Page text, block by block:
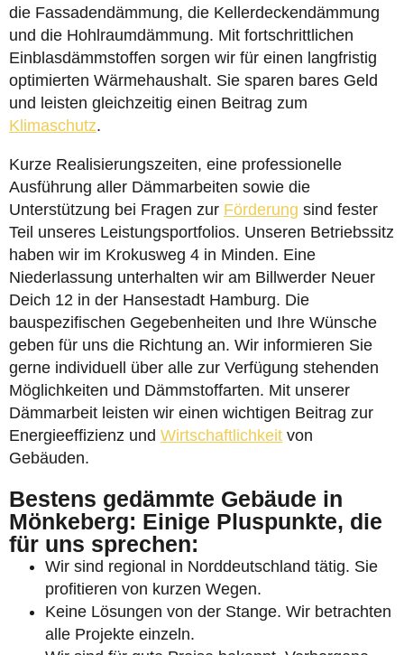
die Fassadendämmung, die Kellerdeckendämmung
und die Hohlraumdämmung. Mit fortschrittlichen
Einblasdämmstoffen sorgen wir für einen langfristig
optimierten Wärmehaushalt. Sie sparen bares Geld
und leisten gleichzeitig einen Beitrag zum
Klimaschutz.
Kurze Realisierungszeiten, eine professionelle
Ausführung aller Dämmarbeiten sowie die
Unterstützung bei Fragen zur Förderung sind fester
Teil unseres Leistungsportfolios. Unseren Betriebssitz
haben wir im Krokusweg 4 in Minden. Eine
Niederlassung unterhalten wir am Billwerder Neuer
Deich 12 in der Hansestadt Hamburg. Die
bauspezifischen Gegebenheiten und Ihre Wünsche
geben für uns die Richtung an. Wir informieren Sie
gerne individuell über alle zur Verfügung stehenden
Möglichkeiten und Dämmstoffarten. Mit unserer
Dämmarbeit leisten wir einen wichtigen Beitrag zur
Energieeffizienz und Wirtschaftlichkeit von
Gebäuden.
Bestens gedämmte Gebäude in
Mönkeberg: Einige Pluspunkte, die
für uns sprechen:
Wir sind regional in Norddeutschland tätig. Sie
profitieren von kurzen Wegen.
Keine Lösungen von der Stange. Wir betrachten
alle Projekte einzeln.